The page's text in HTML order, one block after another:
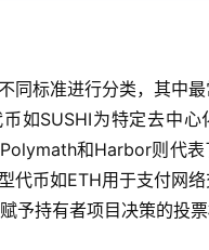
同标准进行分类，其中
如SUSHI为特定去中心
和Harbor则代表
代币如ETH用于支付网
予持有者项目决策的投票